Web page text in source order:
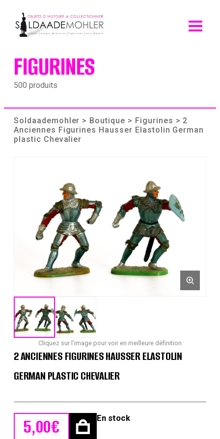
content
FIGURINES
500 produits
Soldaademohler > Boutique > Figurines > 2
Anciennes Figurines Hausser Elastolin German
plastic Chevalier
Cliquez sur l'image pour voir en meilleure définition
2 ANCIENNES FIGURINES HAUSSER ELASTOLIN
GERMAN PLASTIC CHEVALIER
5,00€ En stock